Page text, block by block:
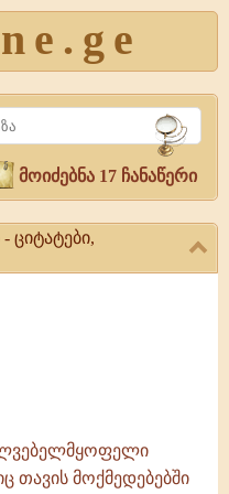
მოიძებნა 17 ჩანაწერი
ციტატები,
თავის მოქმედებებში